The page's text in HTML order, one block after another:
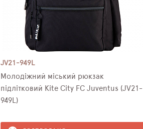
JV21-949L
Молодіжний міський рюкзак
підлітковий Kite City FC Juventus (JV21-
949L)